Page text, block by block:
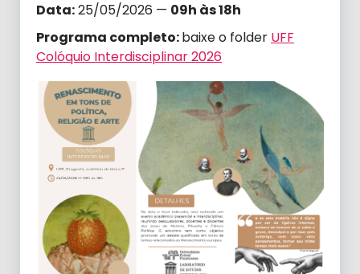
Data:25/05/2026 — 09h às 18h
Programa completo:baixe o folder UFF
Colóquio Interdisciplinar 2026